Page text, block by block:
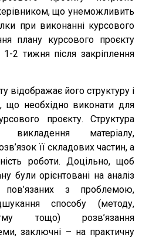
що унеможливить
при виконанні курсового
плану курсового проєкту
1-2 тижня після закріплення
відображає його структуру і
що необхідно виконати для
проєкту. Структура
викладення матеріалу,
її складових частин, а
роботи. Доцільно, щоб
були орієнтовані на аналіз
пов’язаних з проблемою,
способу (методу,
тощо) розв’язання
заключні – на практичну